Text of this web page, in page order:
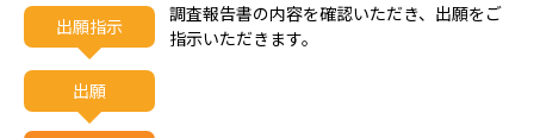
出願指示
調査報告書の内容を確認いただき、出願をご
指示いただきます。
出願